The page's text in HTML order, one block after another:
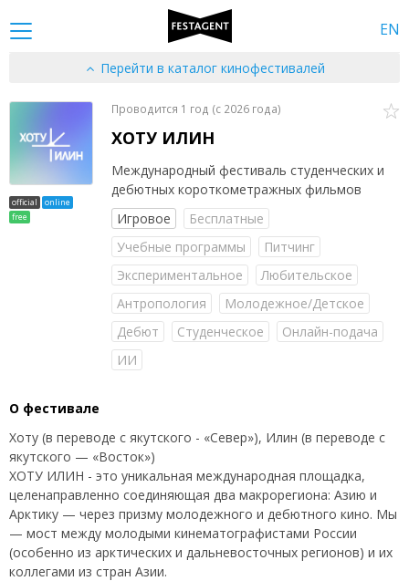
EN
Перейти в каталог кинофестивалей
official
online
free
Проводится 1 год (c 2026 года)
ХОТУ ИЛИН
Международный фестиваль студенческих и
дебютных короткометражных фильмов
Игровое
Бесплатные
Учебные программы
Питчинг
Экспериментальное
Любительское
Антропология
Молодежное/Детское
Дебют
Студенческое
Онлайн-подача
ИИ
О фестивале
Хоту (в переводе с якутского - «Север»), Илин (в переводе с
якутского — «Восток»)
ХОТУ ИЛИН - это уникальная международная площадка,
целенаправленно соединяющая два макрорегиона: Азию и
Арктику — через призму молодежного и дебютного кино. Мы
— мост между молодыми кинематографистами России
(особенно из арктических и дальневосточных регионов) и их
коллегами из стран Азии.